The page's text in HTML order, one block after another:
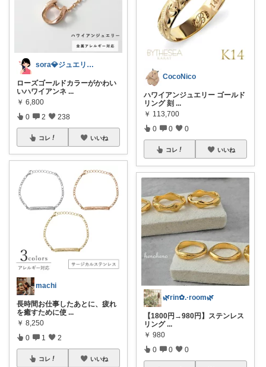
sora💎ジュエリールーム
ローズゴールドカラーがかわい
いハワイアンネ ...
￥ 6,800
0 2 238
コレ いいね
machi
長時間お仕事したあとに、疲れ
を癒すために使 ...
￥ 8,250
0 1 2
コレ いいね
CocoNico
ハワイアンジュエリー ゴールド
リング 刻 ...
￥ 113,700
0 0 0
コレ いいね
🌿rin✿.·room🌿
【1800円→980円】ステンレス
リング ...
￥ 980
0 0 0